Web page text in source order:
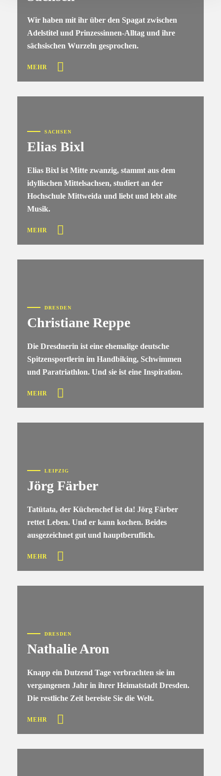
Wir haben mit ihr über den Spagat zwischen
Adelstitel und Prinzessinnen-Alltag und ihre
sächsischen Wurzeln gesprochen.
MEHR
SACHSEN
Elias Bixl
Elias Bixl ist Mitte zwanzig, stammt aus dem
idyllischen Mittelsachsen, studiert an der
Hochschule Mittweida und liebt und lebt alte
Musik.
MEHR
DRESDEN
Christiane Reppe
Die Dresdnerin ist eine ehemalige deutsche
Spitzensportlerin im Handbiking, Schwimmen
und Paratriathlon. Und sie ist eine Inspiration.
MEHR
LEIPZIG
Jörg Färber
Tatütata, der Küchenchef ist da! Jörg Färber
rettet Leben. Und er kann kochen. Beides
ausgezeichnet gut und hauptberuflich.
MEHR
DRESDEN
Nathalie Aron
Knapp ein Dutzend Tage verbrachten sie im
vergangenen Jahr in ihrer Heimatstadt Dresden.
Die restliche Zeit bereiste Sie die Welt.
MEHR